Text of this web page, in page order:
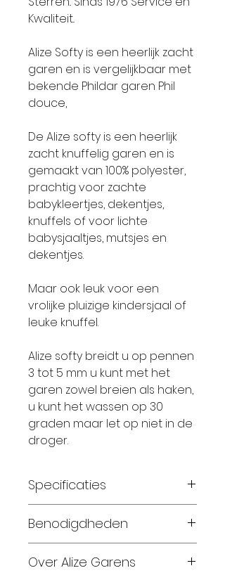
Kwaliteit..
Alize Softy is een heerlijk zacht
garen en is vergelijkbaar met
bekende Phildar garen Phil
douce,
De Alize softy is een heerlijk
zacht knuffelig garen en is
gemaakt van 100% polyester,
prachtig voor zachte
babykleertjes, dekentjes,
knuffels of voor lichte
babysjaaltjes, mutsjes en
dekentjes.
Maar ook leuk voor een
vrolijke pluizige kindersjaal of
leuke knuffel.
Alize softy breidt u op pennen
3 tot 5 mm u kunt met het
garen zowel breien als haken,
u kunt het wassen op 30
graden maar let op niet in de
droger.
Specificaties
micropolyester
Looplengte: 115 meter
Benodigdheden
Maat 56-62: 2 bollen
Over Alize Garens